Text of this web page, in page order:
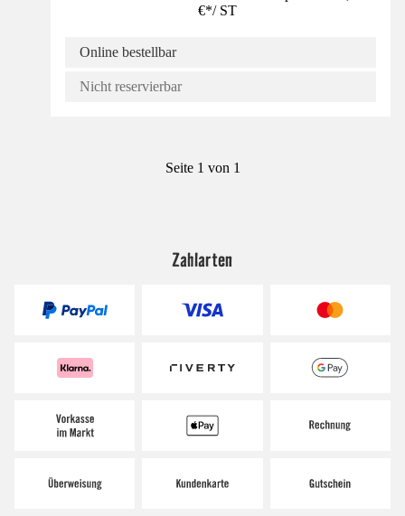
€*/ ST
Online bestellbar
Nicht reservierbar
Seite 1 von 1
Zahlarten